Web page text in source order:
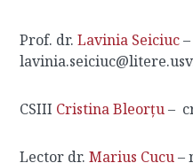
Prof. dr. Lavinia Seiciuc –
CSIII Cristina Bleorțu –
Lector dr. Marius Cucu –